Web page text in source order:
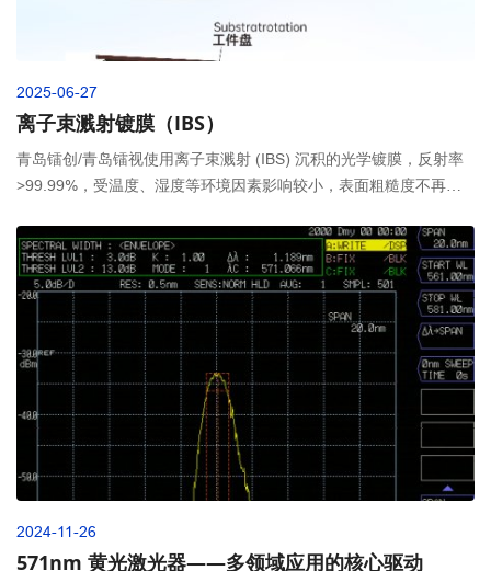
2025-06-27
离子束溅射镀膜（IBS）
青岛镭创/青岛镭视使用离子束溅射 (IBS) 沉积的光学镀膜，反射率
>99.99%，受温度、湿度等环境因素影响较小，表面粗糙度不再受
(GDD) 控制，这种镀膜技术具有很高的可重复性，非常适用于高反
射率反射镜、超快反射镜，以及具有急剧过渡的滤光片。当前该技
术已广泛应用于紫外光学镀膜、半导体器件涂层、耐磨防护层等高
端制造领域
2024-11-26
571nm 黄光激光器——多领域应用的核心驱动